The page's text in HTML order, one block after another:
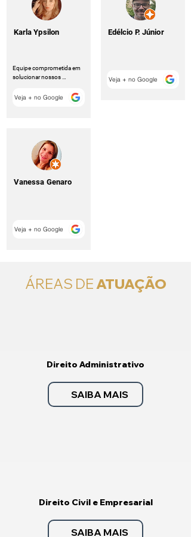
Karla Ypsilon
Equipe comprometida em
solucionar nossos
Veja + no Google
Vanessa Genaro
Veja + no Google
Edélcio P. Júnior
Veja + no Google
ÁREAS DEATUAÇÃO
Direito Administrativo
SAIBA MAIS
Direito Civil e Empresarial
SAIBA MAIS